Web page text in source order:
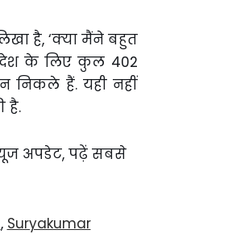
है, ‘क्या मैंने बहुत
देश के लिए कुल 402
निकले हैं. यही नहीं
है.
अपडेट, पढ़ें सबसे
, Suryakumar